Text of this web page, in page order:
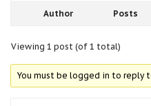
Author Posts
Viewing 1 post (of 1 total)
You must be logged in to reply